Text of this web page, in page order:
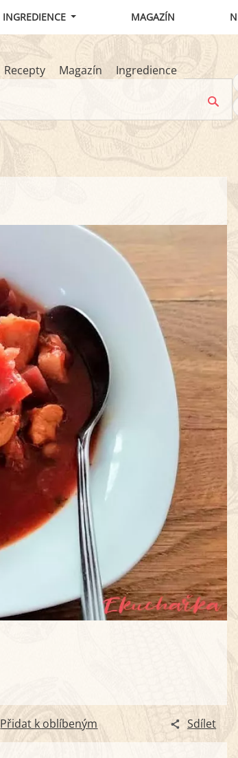
INGREDIENCE MAGAZÍN
Recepty Magazín
Ingredience
Přidat k oblíbeným Sdílet